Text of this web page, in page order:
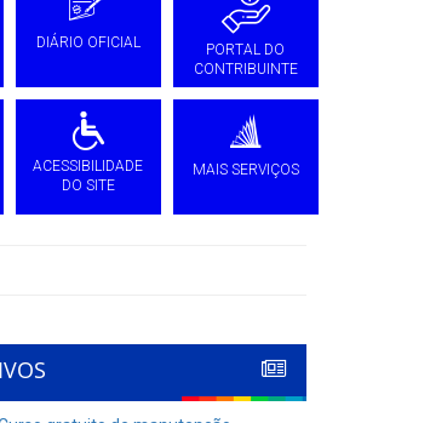
DIÁRIO OFICIAL
PORTAL DO
CONTRIBUINTE
ACESSIBILIDADE
DO SITE
MAIS SERVIÇOS